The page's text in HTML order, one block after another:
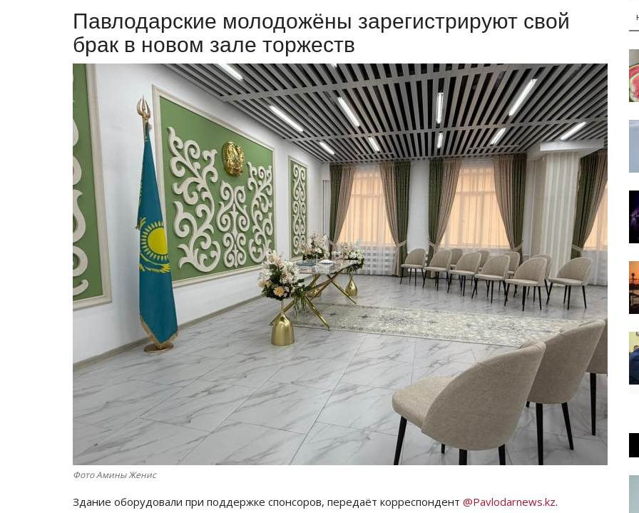
Павлодарские молодожёны зарегистрируют свой
брак в новом зале торжеств
Фото Амины Женис
Здание оборудовали при поддержке спонсоров, передаёт корреспондент @Pavlodarnews.kz.